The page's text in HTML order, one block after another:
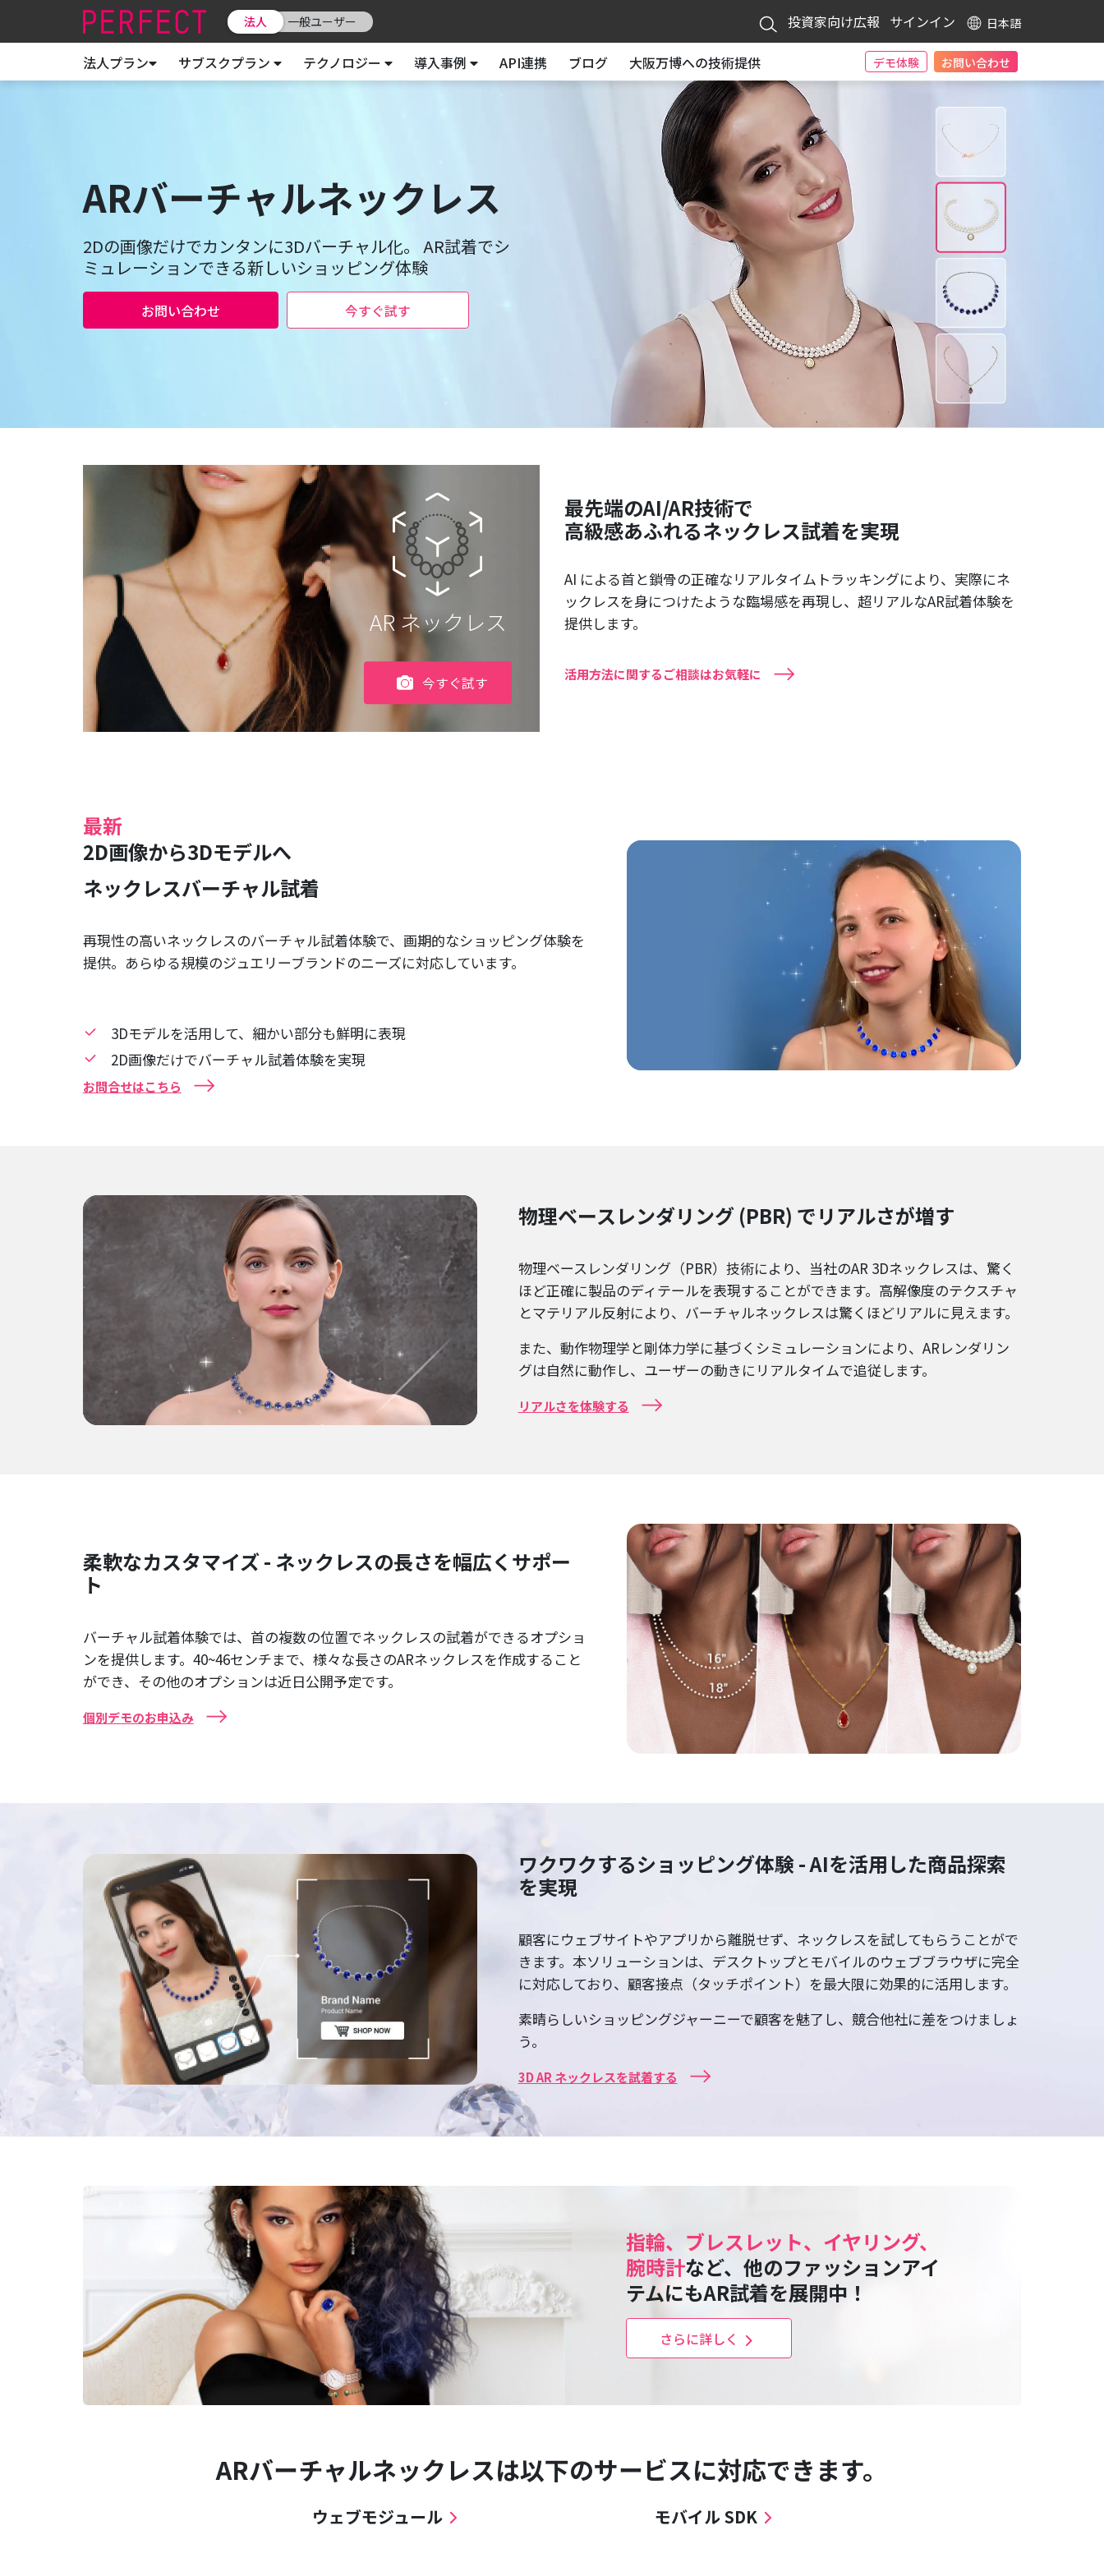
法人 一般ユーザー 投資家向け広報 サインイン 日本語
法人プラン サブスクプラン テクノロジー 導入事例 API連携 ブログ 大阪万博への技術提供 デモ体験 お問い合わせ
ARバーチャルネックレス
2Dの画像だけでカンタンに3Dバーチャル化。 AR試着でシ
ミュレーションできる新しいショッピング体験
お問い合わせ 今すぐ試す
AR ネックレス
今すぐ試す
最先端のAI/AR技術で
高級感あふれるネックレス試着を実現
AI による首と鎖骨の正確なリアルタイムトラッキングにより、実際にネ
ックレスを身につけたような臨場感を再現し、超リアルなAR試着体験を
提供します。
活用方法に関するご相談はお気軽に
最新
2D画像から3Dモデルへ
ネックレスバーチャル試着
再現性の高いネックレスのバーチャル試着体験で、画期的なショッピング体験を
提供。あらゆる規模のジュエリーブランドのニーズに対応しています。
3Dモデルを活用して、細かい部分も鮮明に表現
2D画像だけでバーチャル試着体験を実現
お問合せはこちら
物理ベースレンダリング (PBR) でリアルさが増す
物理ベースレンダリング（PBR）技術により、当社のAR 3Dネックレスは、驚く
ほど正確に製品のディテールを表現することができます。高解像度のテクスチャ
とマテリアル反射により、バーチャルネックレスは驚くほどリアルに見えます。
また、動作物理学と剛体力学に基づくシミュレーションにより、ARレンダリン
グは自然に動作し、ユーザーの動きにリアルタイムで追従します。
リアルさを体験する
柔軟なカスタマイズ - ネックレスの長さを幅広くサポー
ト
バーチャル試着体験では、首の複数の位置でネックレスの試着ができるオプショ
ンを提供します。40~46センチまで、様々な長さのARネックレスを作成すること
ができ、その他のオプションは近日公開予定です。
個別デモのお申込み
ワクワクするショッピング体験 - AIを活用した商品探索
を実現
顧客にウェブサイトやアプリから離脱せず、ネックレスを試してもらうことがで
きます。本ソリューションは、デスクトップとモバイルのウェブブラウザに完全
に対応しており、顧客接点（タッチポイント）を最大限に効果的に活用します。
素晴らしいショッピングジャーニーで顧客を魅了し、競合他社に差をつけましょ
う。
3D AR ネックレスを試着する
指輪、ブレスレット、イヤリング、
腕時計など、他のファッションアイ
テムにもAR試着を展開中！
さらに詳しく
ARバーチャルネックレスは以下のサービスに対応できます。
ウェブモジュール モバイル SDK